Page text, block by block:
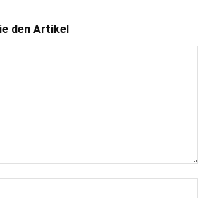
den Artikel